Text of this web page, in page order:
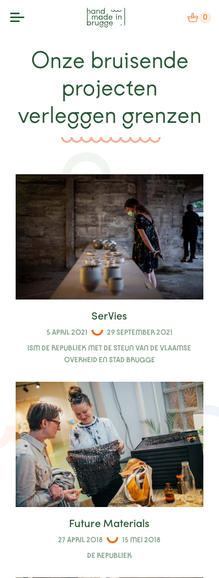
0
makers
over
nieuws
projecten
contact
Onze bruisende
projecten
verleggen grenzen
SerVies
5 APRIL 2021
29 SEPTEMBER 2021
ISM DE REPUBLIEK MET DE STEUN VAN DE VLAAMSE
OVERHEID EN STAD BRUGGE
Future Materials
27 APRIL 2018
15 MEI 2018
DE REPUBLIEK